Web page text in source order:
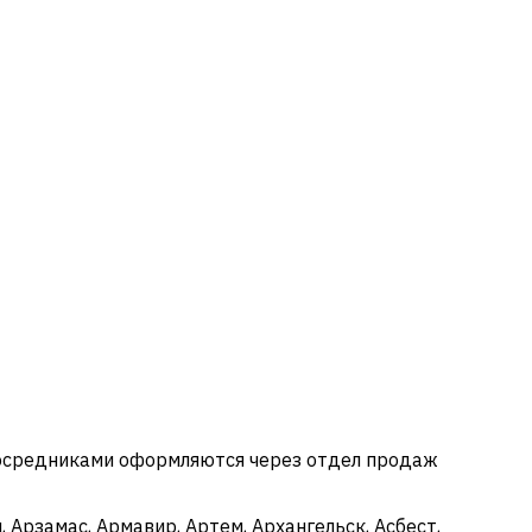
оформляются через отдел продаж
Армавир, Артем, Архангельск, Асбест,